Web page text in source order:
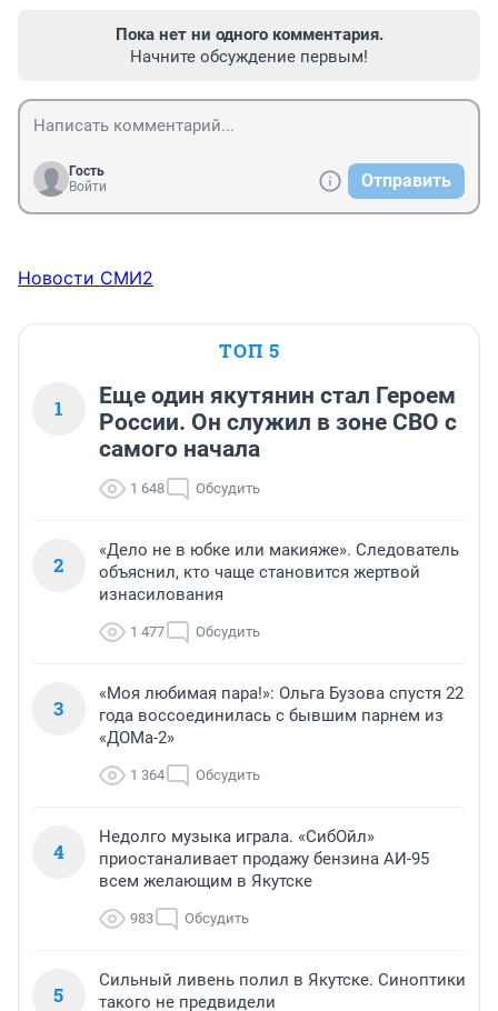
Пока нет ни одного комментария.
Начните обсуждение первым!
Гость
Войти
Отправить
Новости СМИ2
ТОП 5
1
Еще один якутянин стал Героем
России. Он служил в зоне СВО с
самого начала
1 648 Обсудить
2
«Дело не в юбке или макияже». Следователь
объяснил, кто чаще становится жертвой
изнасилования
1 477 Обсудить
3
«Моя любимая пара!»: Ольга Бузова спустя 22
года воссоединилась с бывшим парнем из
«ДОМа-2»
1 364 Обсудить
4
Недолго музыка играла. «СибОйл»
приостаналивает продажу бензина АИ-95
всем желающим в Якутске
983 Обсудить
5
Сильный ливень полил в Якутске. Синоптики
такого не предвидели